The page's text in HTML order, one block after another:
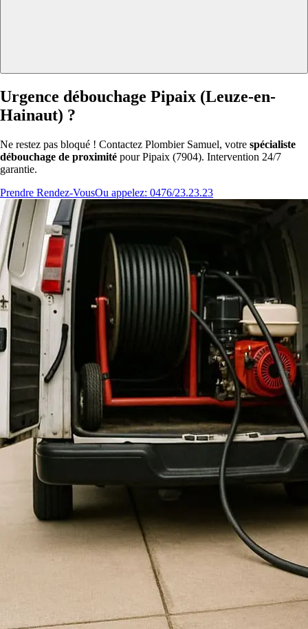
Urgence débouchage Pipaix (Leuze-en-
Hainaut) ?
Ne restez pas bloqué ! Contactez Plombier Samuel, votre spécialiste
débouchage de proximité pour Pipaix (7904). Intervention 24/7
garantie.
Prendre Rendez-VousOu appelez: 0476/23.23.23